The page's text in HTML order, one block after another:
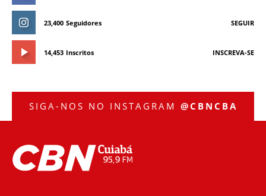
23,400 Seguidores SEGUIR
14,453 Inscritos INSCREVA-SE
SIGA-NOS NO INSTAGRAM @CBNCBA